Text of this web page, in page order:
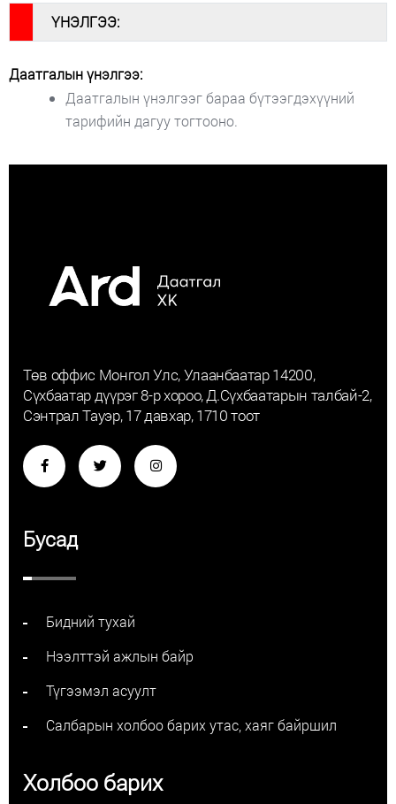
ҮНЭЛГЭЭ:
Даатгалын үнэлгээ:
Даатгалын үнэлгээг бараа бүтээгдэхүүний
тарифийн дагуу тогтооно.
Төв оффис Монгол Улс, Улаанбаатар 14200,
Сүхбаатар дүүрэг 8-р хороо, Д.Сүхбаатарын талбай-2,
Сэнтрал Тауэр, 17 давхар, 1710 тоот
Бусад
Бидний тухай
Нээлттэй ажлын байр
Түгээмэл асуулт
Салбарын холбоо барих утас, хаяг байршил
Холбоо барих